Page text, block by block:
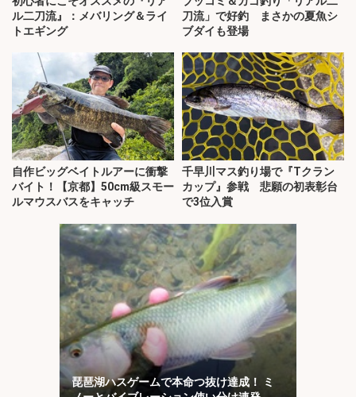
ル二刀流』：メバリング＆ライ
トエギング
刀流」で好釣 まさかの夏魚シ
ブダイも登場
自作ビッグベイトルアーに衝撃
バイト！【京都】50cm級スモー
ルマウスバスをキャッチ
千早川マス釣り場で『Tクラン
カップ』参戦 悲願の初表彰台
で3位入賞
琵琶湖ハスゲームで本命つ抜け達成！ ミ